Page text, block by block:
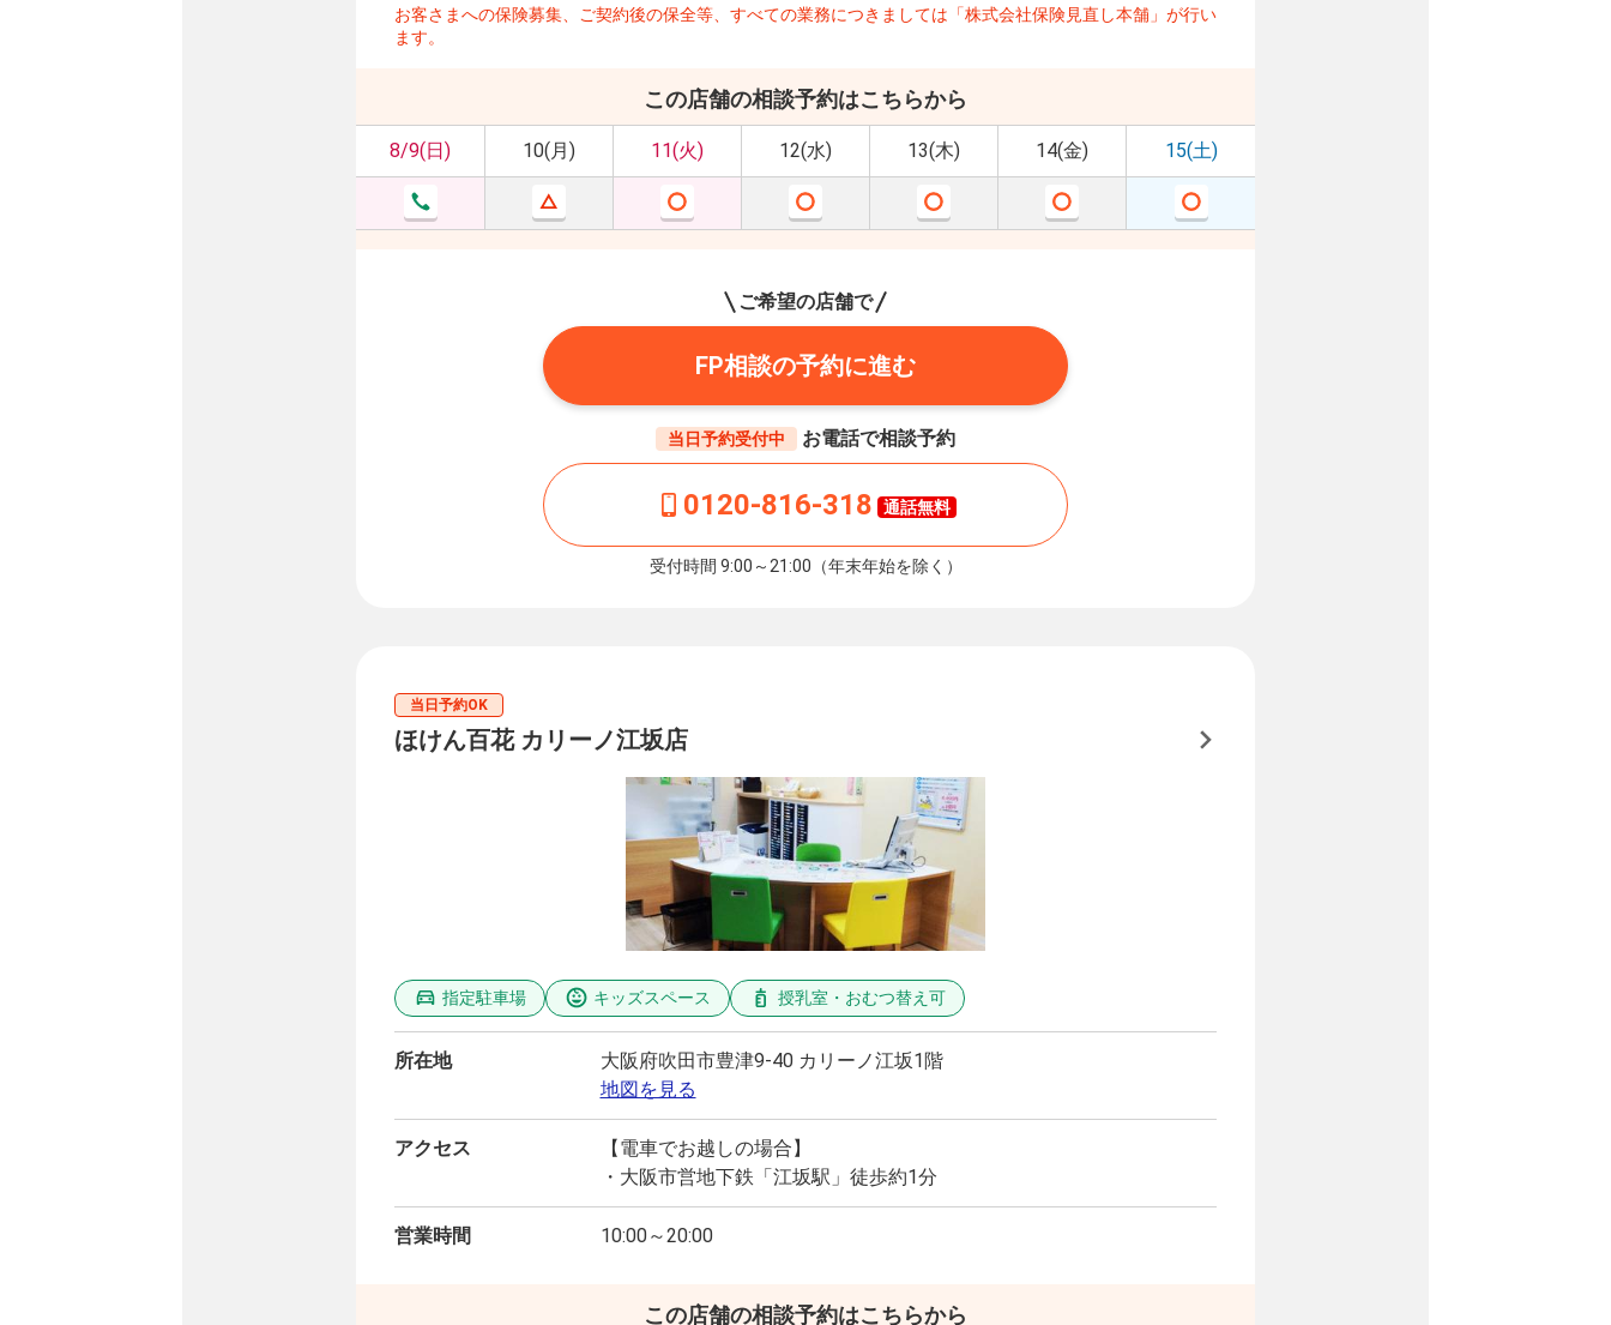
お客さまへの保険募集、ご契約後の保全等、すべての業務につきましては「株式会社保険見直し本舗」が行い
ます。
この店舗の相談予約はこちらから
8/9(日) 10(月) 11(火) 12(水) 13(木) 14(金) 15(土)
ご希望の店舗で
FP相談の予約に進む
当日予約受付中 お電話で相談予約
0120-816-318 通話無料
受付時間 9:00～21:00（年末年始を除く）
当日予約OK
ほけん百花 カリーノ江坂店
指定駐車場 キッズスペース 授乳室・おむつ替え可
所在地
大阪府吹田市豊津9-40 カリーノ江坂1階
地図を見る
アクセス
【電車でお越しの場合】
・大阪市営地下鉄「江坂駅」徒歩約1分
営業時間 10:00～20:00
この店舗の相談予約はこちらから